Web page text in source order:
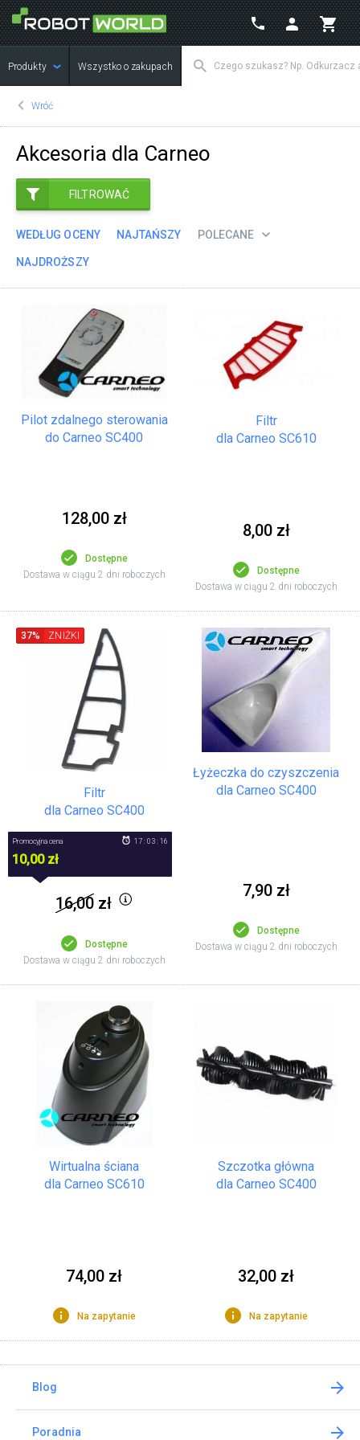
Produkty Wszystko o zakupach
Wróć
Akcesoria dla Carneo
FILTROWAĆ
WEDŁUG OCENY NAJTAŃSZY POLECANE
NAJDROŻSZY
Pilot zdalnego sterowania
do Carneo SC400
128,00 zł
Dostępne
Dostawa w ciągu 2 dni roboczych
Filtr
dla Carneo SC610
8,00 zł
Dostępne
Dostawa w ciągu 2 dni roboczych
Filtr
dla Carneo SC400
37% ZNIŻKI
Promocyjna cena
10,00 zł
17 : 03 : 16
16,00 zł
Dostępne
Dostawa w ciągu 2 dni roboczych
Łyżeczka do czyszczenia
dla Carneo SC400
7,90 zł
Dostępne
Dostawa w ciągu 2 dni roboczych
Wirtualna ściana
dla Carneo SC610
74,00 zł
Na zapytanie
Szczotka główna
dla Carneo SC400
32,00 zł
Na zapytanie
Blog
Poradnia